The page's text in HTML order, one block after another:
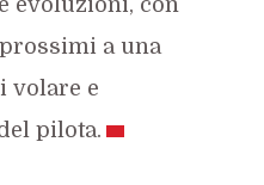
evoluzioni, con
a una
volare e
pilota.